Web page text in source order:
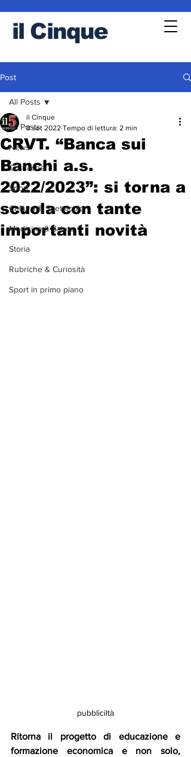
il Cinque
Post
All Posts
News
Cronache
Sport
Cultura & Spettacolo
Medicina & Salute
Storia
Rubriche & Curiosità
Sport in primo piano
All Posts
CRVT. “Banca sui
Banchi a.s.
2022/2023”: si torna a
scuola con tante
importanti novità
il Cinque
8 set 2022 Tempo di lettura: 2 min
pubbliciltà
Ritorna il progetto di educazione e
formazione economica e non solo,